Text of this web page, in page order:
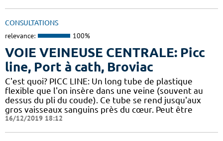
CONSULTATIONS
relevance: 100%
VOIE VEINEUSE CENTRALE: Picc
line, Port à cath, Broviac
C'est quoi? PICC LINE: Un long tube de plastique
flexible que l'on insère dans une veine (souvent au
dessus du pli du coude). Ce tube se rend jusqu'aux
gros vaisseaux sanguins près du cœur. Peut être
16/12/2019 18:12